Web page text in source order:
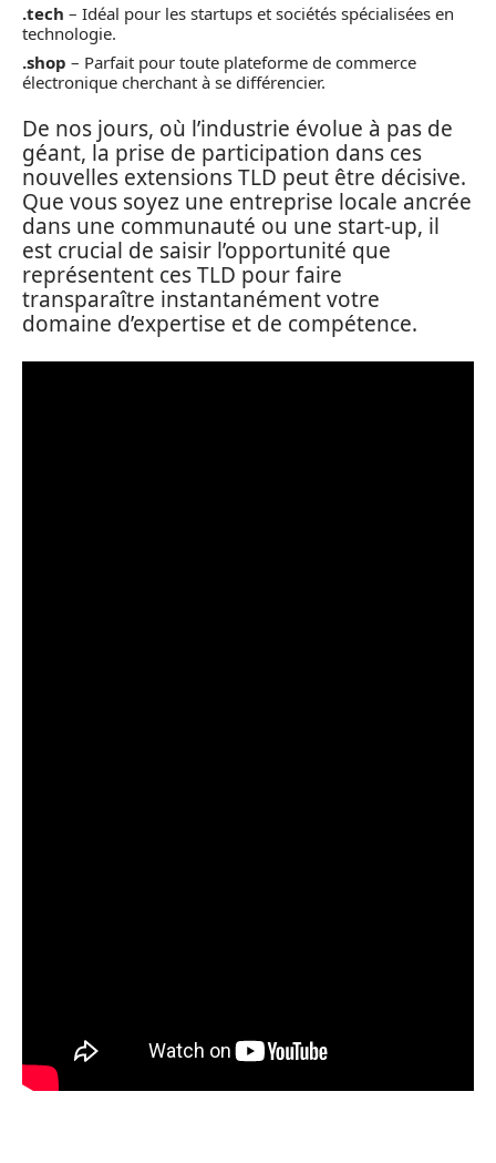
.tech – Idéal pour les startups et sociétés spécialisées en
technologie.
.shop – Parfait pour toute plateforme de commerce
électronique cherchant à se différencier.
De nos jours, où l’industrie évolue à pas de
géant, la prise de participation dans ces
nouvelles extensions TLD peut être décisive.
Que vous soyez une entreprise locale ancrée
dans une communauté ou une start-up, il
est crucial de saisir l’opportunité que
représentent ces TLD pour faire
transparaître instantanément votre
domaine d’expertise et de compétence.